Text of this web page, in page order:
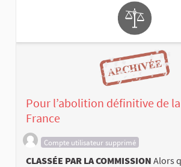
Pour l’abolition définitive de
France
Compte utilisateur supprimé
CLASSÉE PAR LA COMMISSION Alors